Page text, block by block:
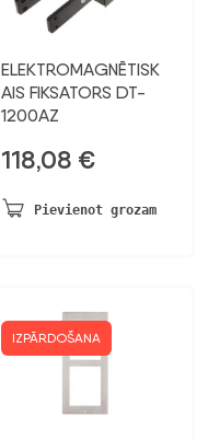
ELEKTROMAGNĒTISK
AIS FIKSATORS DT-
1200AZ
118,08 €
Pievienot grozam
IZPĀRDOŠANA